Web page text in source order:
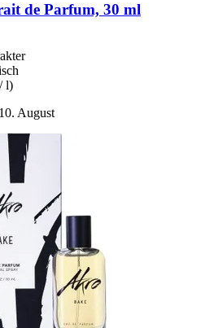
de Parfum, 30 ml
l)
August